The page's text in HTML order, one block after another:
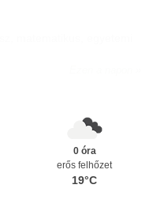
0 óra
erős felhőzet
19°C